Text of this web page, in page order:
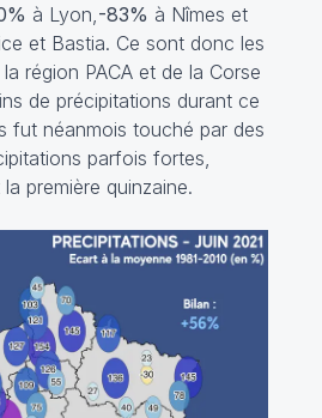
à Lyon, -83% à Nîmes et
et Bastia. Ce sont donc les
région PACA et de la Corse
de précipitations durant ce
fut néanmois touché par des
parfois fortes,
première quinzaine.